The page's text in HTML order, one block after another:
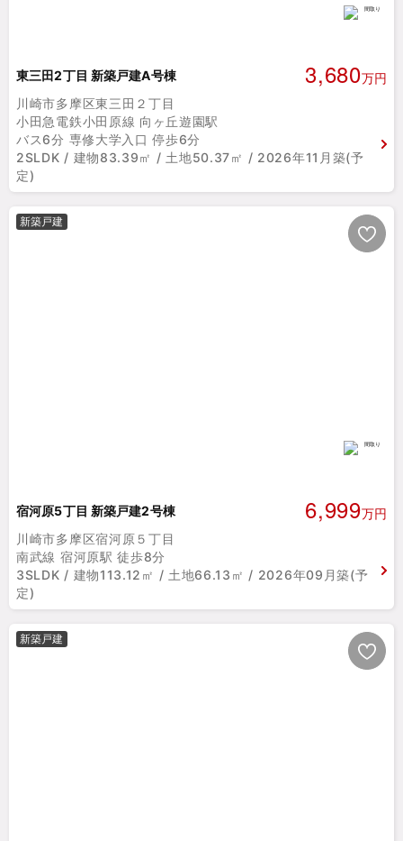
東三田2丁目 新築戸建A号棟 3,680万円
川崎市多摩区東三田２丁目
小田急電鉄小田原線 向ヶ丘遊園駅
バス6分 専修大学入口 停歩6分
2SLDK / 建物83.39㎡ / 土地50.37㎡ / 2026年11月築(予
定)
新築戸建
宿河原5丁目 新築戸建2号棟 6,999万円
川崎市多摩区宿河原５丁目
南武線 宿河原駅 徒歩8分
3SLDK / 建物113.12㎡ / 土地66.13㎡ / 2026年09月築(予
定)
新築戸建